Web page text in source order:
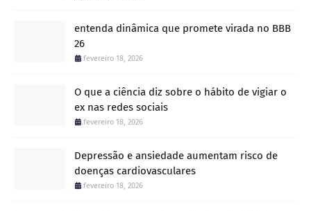
entenda dinâmica que promete virada no BBB
26
fevereiro 18, 2026
O que a ciência diz sobre o hábito de vigiar o
ex nas redes sociais
fevereiro 18, 2026
Depressão e ansiedade aumentam risco de
doenças cardiovasculares
fevereiro 18, 2026